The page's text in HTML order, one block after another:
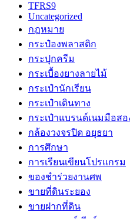
TFRS9
Uncategorized
กฎหมาย
กระป๋องพลาสติก
กระปุกครีม
กระเบื้องยางลายไม้
กระเป๋านักเรียน
กระเป๋าเดินทาง
กระเป๋าแบรนด์เนมมือสอ
กล้องวงจรปิด อยุธยา
การศึกษา
การเรียนเขียนโปรแกรม
ของชำร่วยงานศพ
ขายที่ดินระยอง
ขายฝากที่ดิน